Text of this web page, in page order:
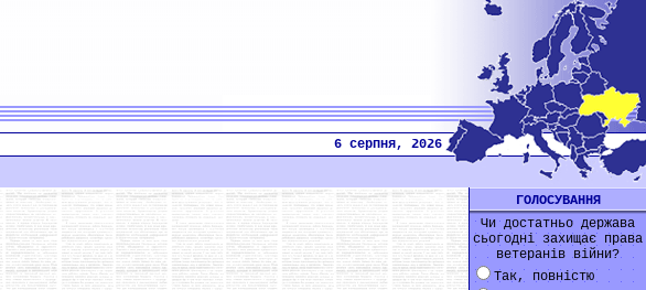
6 серпня, 2026
ГОЛОСУВАННЯ
Чи достатньо держава
сьогодні захищає права
ветеранів війни?
Так, повністю